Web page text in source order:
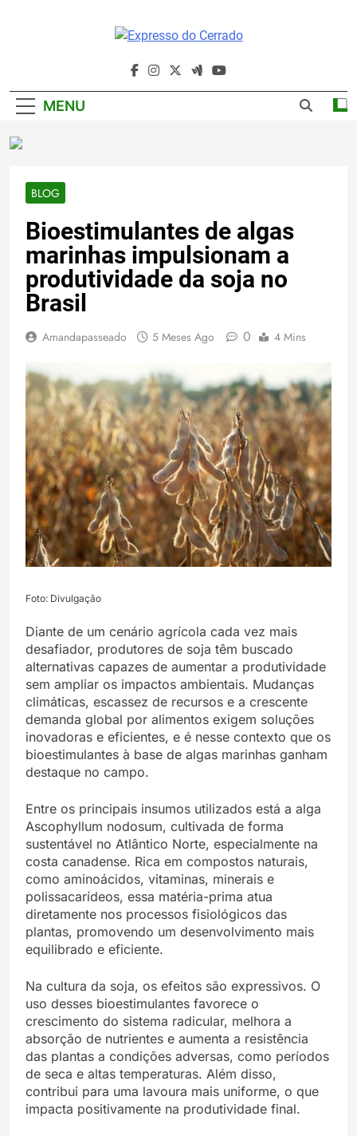
Expresso Do
Cerrado
MENU
BLOG
Bioestimulantes de algas
marinhas impulsionam a
produtividade da soja no
Brasil
Amandapasseado 5 Meses Ago 0 4 Mins
Foto: Divulgação
Diante de um cenário agrícola cada vez mais
desafiador, produtores de soja têm buscado
alternativas capazes de aumentar a produtividade
sem ampliar os impactos ambientais. Mudanças
climáticas, escassez de recursos e a crescente
demanda global por alimentos exigem soluções
inovadoras e eficientes, e é nesse contexto que os
bioestimulantes à base de algas marinhas ganham
destaque no campo.
Entre os principais insumos utilizados está a alga
Ascophyllum nodosum, cultivada de forma
sustentável no Atlântico Norte, especialmente na
costa canadense. Rica em compostos naturais,
como aminoácidos, vitaminas, minerais e
polissacarídeos, essa matéria-prima atua
diretamente nos processos fisiológicos das
plantas, promovendo um desenvolvimento mais
equilibrado e eficiente.
Na cultura da soja, os efeitos são expressivos. O
uso desses bioestimulantes favorece o
crescimento do sistema radicular, melhora a
absorção de nutrientes e aumenta a resistência
das plantas a condições adversas, como períodos
de seca e altas temperaturas. Além disso,
contribui para uma lavoura mais uniforme, o que
impacta positivamente na produtividade final.